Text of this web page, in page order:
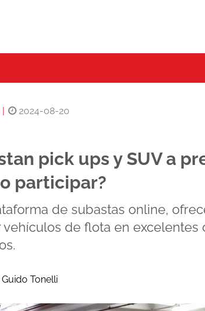
2024-08-20
pick ups y SUV a
participar?
de subastas online,
vehículos de flota en excelentes
Guido Tonelli